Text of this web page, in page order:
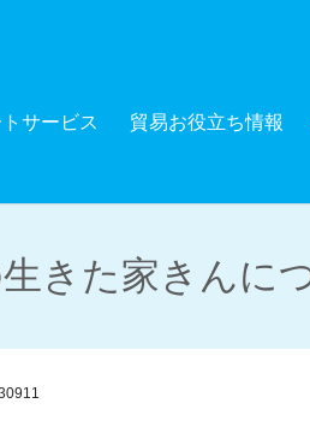
サービス 貿易お役立ち情報
きた家きんに